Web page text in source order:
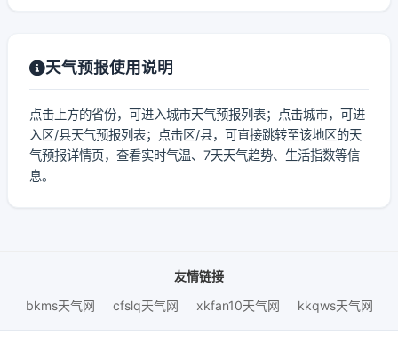
天气预报使用说明
点击上方的省份，可进入城市天气预报列表；点击城市，可进
入区/县天气预报列表；点击区/县，可直接跳转至该地区的天
气预报详情页，查看实时气温、7天天气趋势、生活指数等信
息。
友情链接
bkms天气网
cfslq天气网 xkfan10天气网 kkqws天气网